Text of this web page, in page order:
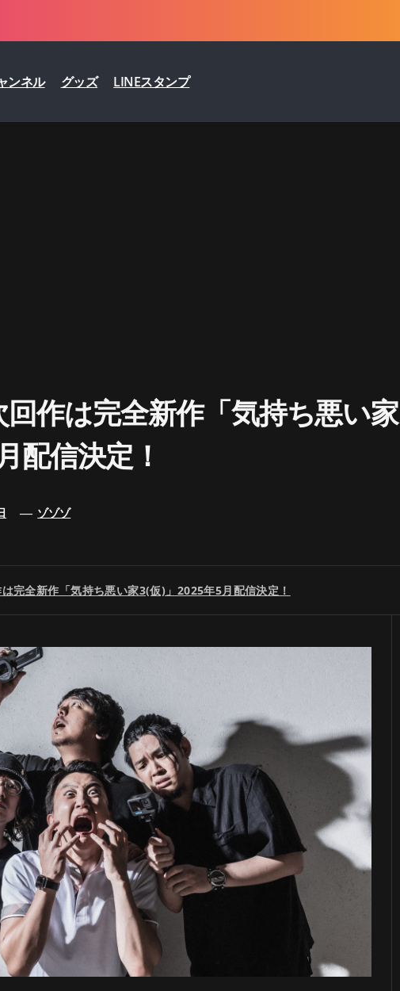
ンネル グッズ LINEスタンプ
回作は完全新作「気持ち悪い家
信決定！
ゾゾゾ
は完全新作「気持ち悪い家3(仮)」2025年5月配信決定！